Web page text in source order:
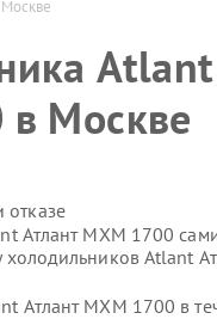
Atlant
Москве
Атлант МХМ 1700
холодильников Atlant
Атлант МХМ 1700 в